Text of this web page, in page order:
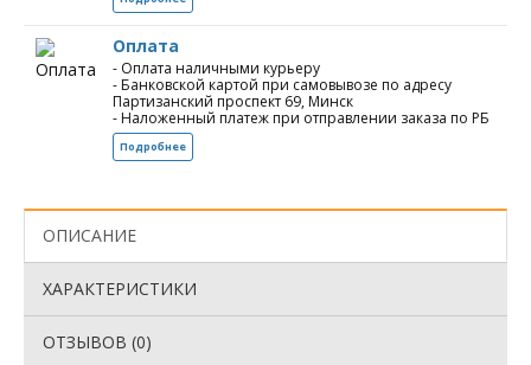
Оплата
- Оплата наличными курьеру
- Банковской картой при самовывозе по адресу
Партизанский проспект 69, Минск
- Наложенный платеж при отправлении заказа по РБ
Подробнее
ОПИСАНИЕ
ХАРАКТЕРИСТИКИ
ОТЗЫВОВ (0)